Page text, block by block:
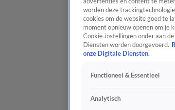
worden deze
cookies om de website goed te
moment opnieuw openen om je
Cookie-instellingen onder aan
Diensten worden doorgevoerd.
onze Digitale Diensten.
Functioneel & Essentieel
Analytisch